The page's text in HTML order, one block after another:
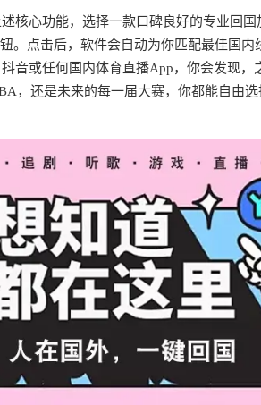
核心功能，选择一款口碑良好的专业回
。点击后，软件会自动为你匹配最佳国
音或任何国内体育直播App，你会发现
，还是未来的每一届大赛，你都能自由